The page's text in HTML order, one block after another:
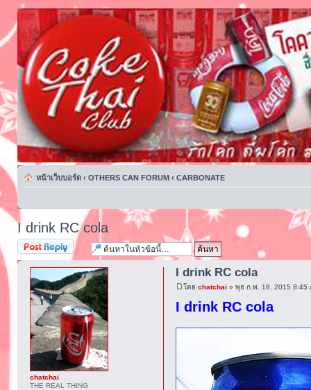
หน้าเว็บบอร์ด ‹ OTHERS CAN FORUM ‹ CARBONATE
I drink RC cola
ตอบกระทู้
I drink RC cola
โดยchatchai » พุธ ก.พ. 18, 2015 8:45
I drink RC cola
chatchai
THE REAL THING